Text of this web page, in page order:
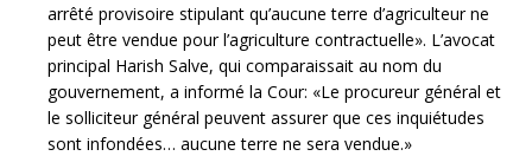
arrêté provisoire stipulant qu’aucune terre d’agriculteur ne
peut être vendue pour l’agriculture contractuelle». L’avocat
principal Harish Salve, qui comparaissait au nom du
gouvernement, a informé la Cour: «Le procureur général et
le solliciteur général peuvent assurer que ces inquiétudes
sont infondées… aucune terre ne sera vendue.»